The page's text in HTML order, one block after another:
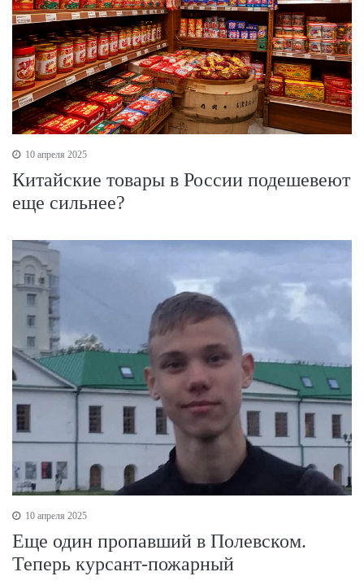
10 апреля 2025
Китайские товары в России подешевеют
еще сильнее?
10 апреля 2025
Еще один пропавший в Полевском.
Теперь курсант-пожарный